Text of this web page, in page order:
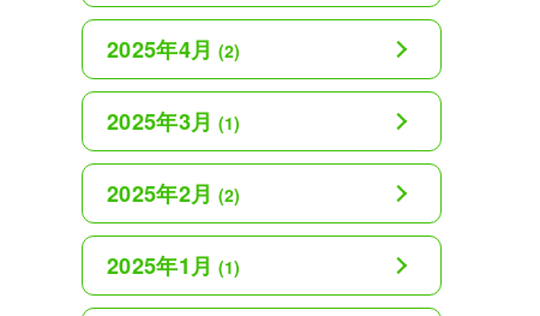
2025年4月 (2)
2025年3月 (1)
2025年2月 (2)
2025年1月 (1)